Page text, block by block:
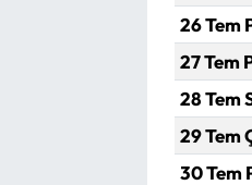
26 Tem
27 Tem
28 Tem
29 Tem
30 Tem